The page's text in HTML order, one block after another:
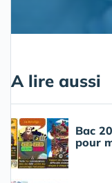
A lire aussi
Bac
pour